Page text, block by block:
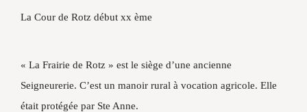
La Cour de Rotz début xx ème
« La Frairie de Rotz » est le siège d’une ancienne
Seigneurerie. C’est un manoir rural à vocation agricole. Elle
était protégée par Ste Anne.